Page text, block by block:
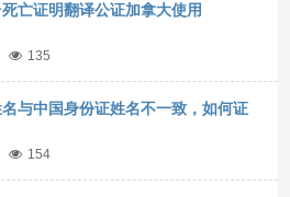
亡证明翻译公证加拿大使用
135
与中国身份证姓名不一致，如何证
154